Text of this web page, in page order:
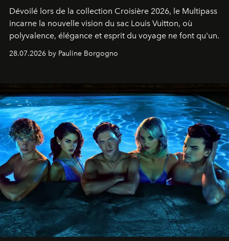
Dévoilé lors de la collection Croisière 2026, le Multipass
incarne la nouvelle vision du sac Louis Vuitton, où
polyvalence, élégance et esprit du voyage ne font qu'un.
28.07.2026 by Pauline Borgogno